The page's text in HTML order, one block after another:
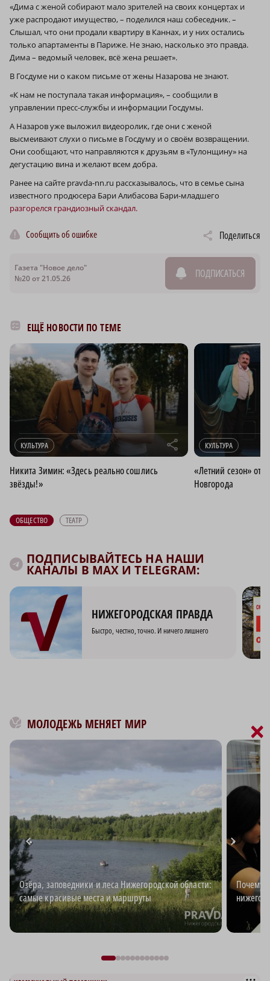
«Дима с женой собирают мало зрителей на своих концертах и
уже распродают имущество, – поделился наш собеседник. –
Слышал, что они продали квартиру в Каннах, и у них остались
только апартаменты в Париже. Не знаю, насколько это правда.
Дима – ведомый человек, всё жена решает».
В Госдуме ни о каком письме от жены Назарова не знают.
«К нам не поступала такая информация», – сообщили в
управлении пресс-службы и информации Госдумы.
А Назаров уже выложил видеоролик, где они с женой
высмеивают слухи о письме в Госдуму и о своём возвращении.
Они сообщают, что направляются к друзьям в «Тулонщину» на
дегустацию вина и желают всем добра.
Ранее на сайте pravda-nn.ru рассказывалось, что в семье сына
известного продюсера Бари Алибасова Бари-младшего
разгорелся грандиозный скандал.
Сообщить об ошибке Поделиться
Газета "Новое дело"
№20 от 21.05.26
ПОДПИСАТЬСЯ
ЕЩЁ НОВОСТИ ПО ТЕМЕ
КУЛЬТУРА r
Никита Зимин: «Здесь реально сошлись
звёзды!»
КУЛЬТУРА
«Летний сезон»
Новгорода
ОБЩЕСТВО ТЕАТР
ПОДПИСЫВАЙТЕСЬ НА НАШИ
КАНАЛЫ В MAX И TELEGRAM:
НИЖЕГОРОДСКАЯ ПРАВДА
Быстро, честно, точно. И ничего лишнего
МОЛОДЕЖЬ МЕНЯЕТ МИР
Озёра, заповедники и леса Нижегородской области:
самые красивые места и маршруты
Почему
×